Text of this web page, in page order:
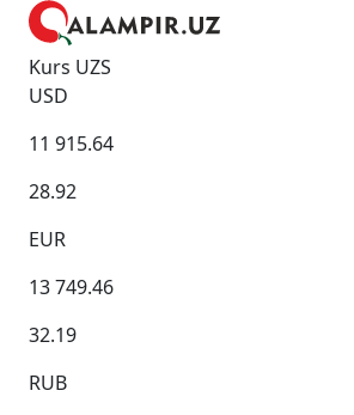
Kurs UZS
USD
11 915.64
28.92
EUR
13 749.46
32.19
RUB